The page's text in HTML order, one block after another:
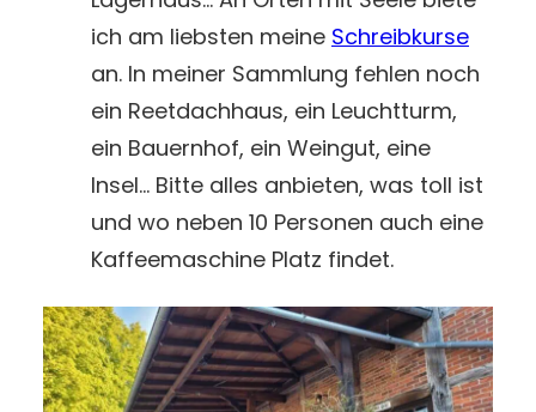
ich am liebsten meine Schreibkurse
an. In meiner Sammlung fehlen noch
ein Reetdachhaus, ein Leuchtturm,
ein Bauernhof, ein Weingut, eine
Insel… Bitte alles anbieten, was toll ist
und wo neben 10 Personen auch eine
Kaffeemaschine Platz findet.